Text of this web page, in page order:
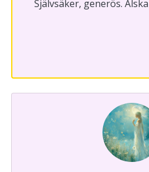
Självsäker, generös.